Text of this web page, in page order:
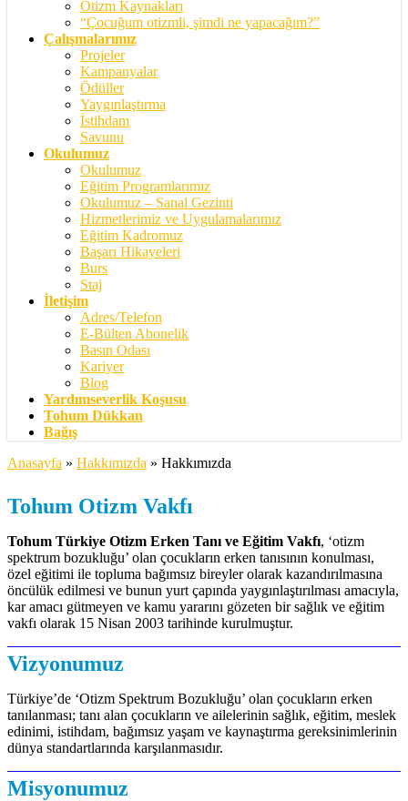
Otizm Kaynakları
“Çocuğum otizmli, şimdi ne yapacağım?”
Çalışmalarımız
Projeler
Kampanyalar
Ödüller
Yaygınlaştırma
İstihdam
Savunu
Okulumuz
Okulumuz
Eğitim Programlarımız
Okulumuz – Sanal Gezinti
Hizmetlerimiz ve Uygulamalarımız
Eğitim Kadromuz
Başarı Hikayeleri
Burs
Staj
İletişim
Adres/Telefon
E-Bülten Abonelik
Basın Odası
Kariyer
Blog
Yardımseverlik Koşusu
Tohum Dükkan
Bağış
Anasayfa » Hakkımızda » Hakkımızda
Tohum Otizm Vakfı
Tohum Türkiye Otizm Erken Tanı ve Eğitim Vakfı, ‘otizm
spektrum bozukluğu’ olan çocukların erken tanısının konulması,
özel eğitimi ile topluma bağımsız bireyler olarak kazandırılmasına
öncülük edilmesi ve bunun yurt çapında yaygınlaştırılması amacıyla,
kar amacı gütmeyen ve kamu yararını gözeten bir sağlık ve eğitim
vakfı olarak 15 Nisan 2003 tarihinde kurulmuştur.
Vizyonumuz
Türkiye’de ‘Otizm Spektrum Bozukluğu’ olan çocukların erken
tanılanması; tanı alan çocukların ve ailelerinin sağlık, eğitim, meslek
edinimi, istihdam, bağımsız yaşam ve kaynaştırma gereksinimlerinin
dünya standartlarında karşılanmasıdır.
Misyonumuz